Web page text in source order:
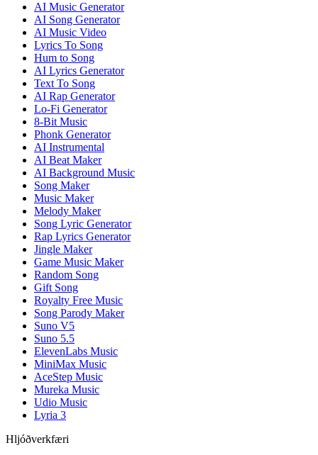
AI Music Generator
AI Song Generator
AI Music Video
Lyrics To Song
Hum to Song
AI Lyrics Generator
Text To Song
AI Rap Generator
Lo-Fi Generator
8-Bit Music
Phonk Generator
AI Instrumental
AI Beat Maker
AI Background Music
Song Maker
Music Maker
Melody Maker
Song Lyric Generator
Rap Lyrics Generator
Jingle Maker
Game Music Maker
Random Song
Gift Song
Royalty Free Music
Song Parody Maker
Suno V5
Suno 5.5
ElevenLabs Music
MiniMax Music
AceStep Music
Mureka Music
Udio Music
Lyria 3
Hljóðverkfæri